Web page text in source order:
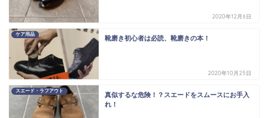
2020年12月6日
ケア用品
靴磨き初心者は必読、靴磨きの本！
2020年10月25日
スエード・ラフアウト
真似するな危険！？スエードをスムースにお手入
れ！